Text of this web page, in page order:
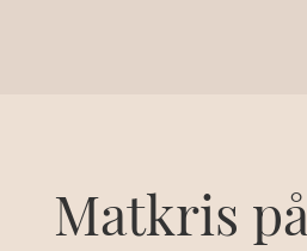
Matkris på